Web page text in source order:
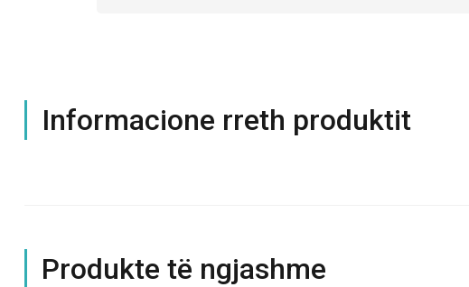
Informacione rreth produktit
Produkte të ngjashme